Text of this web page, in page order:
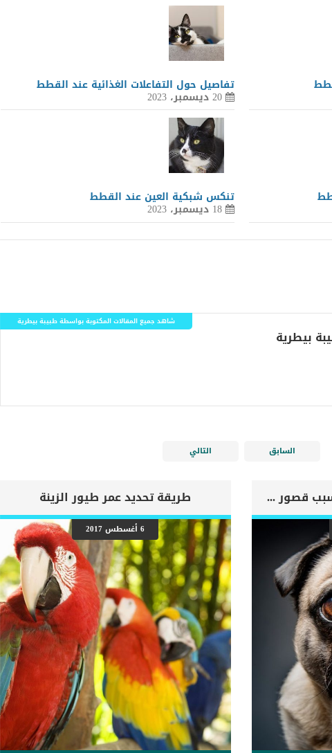
تفاصيل حول التفاعلات الغذائية عند القطط
20 ديسمبر، 2023
تنكس شبكية العين عند القطط
18 ديسمبر، 2023
شاهد جميع المقالات المكتوبة بواسطة طبيبة بيطرية
السابق التالي
اهم علامات وفاة الكلب بسبب قصور القلب الاحتقانى طريقة تحديد عمر طيور الزينة
6 أغسطس 2017